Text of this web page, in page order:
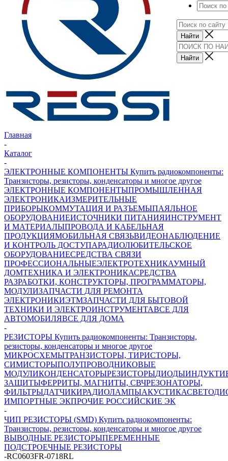
Главная
-
Каталог
-
ЭЛЕКТРОННЫЕ КОМПОНЕНТЫ Купить радиокомпоненты:
Транзисторы, резисторы, конденсаторы и многое другое
ЭЛЕКТРОННЫЕ КОМПОНЕНТЫПРОМЫШЛЕННАЯ
ЭЛЕКТРОНИКАИЗМЕРИТЕЛЬНЫЕ
ПРИБОРЫКОММУТАЦИЯ И РАЗЪЕМЫПАЯЛЬНОЕ
ОБОРУДОВАНИЕИСТОЧНИКИ ПИТАНИЯИНСТРУМЕНТ
И МАТЕРИАЛЫПРОВОДА И КАБЕЛЬНАЯ
ПРОДУКЦИЯМОБИЛЬНАЯ СВЯЗЬВИДЕОНАБЛЮДЕНИЕ
И КОНТРОЛЬ ДОСТУПАРАДИОЛЮБИТЕЛЬСКОЕ
ОБОРУДОВАНИЕСРЕДСТВА СВЯЗИ
ПРОФЕССИОНАЛЬНЫЕЭЛЕКТРОТЕХНИКАУМНЫЙ
ДОМТЕХНИКА И ЭЛЕКТРОНИКАСРЕДСТВА
РАЗРАБОТКИ, КОНСТРУКТОРЫ, ПРОГРАММАТОРЫ,
МОДУЛИЗАПЧАСТИ ДЛЯ РЕМОНТА
ЭЛЕКТРОНИКИЭТМЗАПЧАСТИ ДЛЯ БЫТОВОЙ
ТЕХНИКИ И ЭЛЕКТРОИНСТРУМЕНТАВСЕ ДЛЯ
АВТОМОБИЛЯВСЕ ДЛЯ ДОМА
-
РЕЗИСТОРЫ Купить радиокомпоненты: Транзисторы,
резисторы, конденсаторы и многое другое
МИКРОСХЕМЫТРАНЗИСТОРЫ, ТИРИСТОРЫ,
СИМИСТОРЫПОЛУПРОВОДНИКОВЫЕ
МОДУЛИКОНДЕНСАТОРЫРЕЗИСТОРЫДИОДЫ
ЗАЩИТЫФЕРРИТЫ, МАГНИТЫ, СВЧРЕЗОНАТОРЫ,
ФИЛЬТРЫДАТЧИКИРАДИОЛАМПЫАКУСТИКА
ИМПОРТНЫЕ ЭКПРОЧИЕ РОССИЙСКИЕ ЭК
-
ЧИП РЕЗИСТОРЫ (SMD) Купить радиокомпоненты:
Транзисторы, резисторы, конденсаторы и многое другое
ВЫВОДНЫЕ РЕЗИСТОРЫПЕРЕМЕННЫЕ
ПОДСТРОЕЧНЫЕ РЕЗИСТОРЫ
-RC0603FR-0718RL